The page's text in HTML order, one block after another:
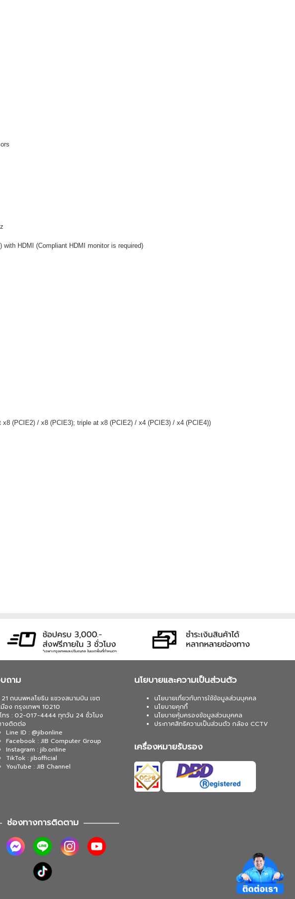
HDMI (Compliant HDMI monitor is required)
(PCIE2) / x8 (PCIE3); triple at x8 (PCIE2) / x4 (PCIE3) / x4 (PCIE4))
ถาม
21 ถนนพหลโยธิน แขวงสนามบิน เขต
อง กรุงเทพฯ 10210
ทร : 02-017-4444 ทุกวัน 24 ชั่วโมง
างติดต่อ
Line ID : @jibonline
Facebook : JIB Computer Group
Instagram : jib.online
TikTok : jibofficial
YouTube : JIB Channel
นโยบายและความเป็นส่วนตัว
นโยบายเกี่ยวกับการใช้ข้อมูลส่วนบุคคล
นโยบายคุกกี้
นโยบายคุ้มครองข้อมูลส่วนบุคคล
ประกาศสิทธิความเป็นส่วนตัว กล้อง CCTV
เครื่องหมายรับรอง
ช่องทางการติดตาม